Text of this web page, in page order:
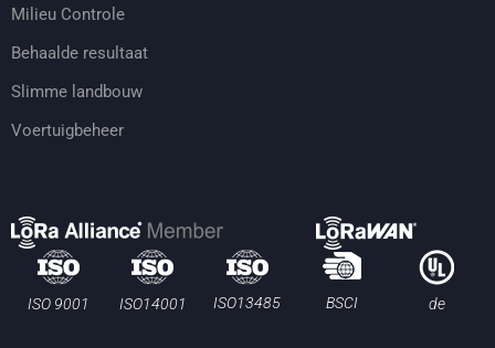
Milieu Controle
Behaalde resultaat
Slimme landbouw
Voertuigbeheer
ISO 9001 ISO14001 ISO13485 BSCI de